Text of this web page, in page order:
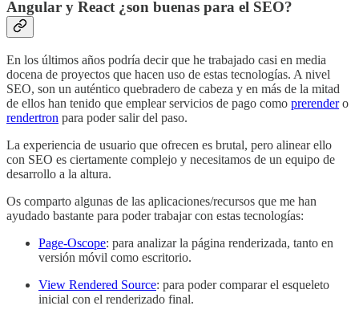
Angular y React ¿son buenas para el SEO?
En los últimos años podría decir que he trabajado casi en media
docena de proyectos que hacen uso de estas tecnologías. A nivel
SEO, son un auténtico quebradero de cabeza y en más de la mitad
de ellos han tenido que emplear servicios de pago como prerendero
rendertron para poder salir del paso.
La experiencia de usuario que ofrecen es brutal, pero alinear ello
con SEO es ciertamente complejo y necesitamos de un equipo de
desarrollo a la altura.
Os comparto algunas de las aplicaciones/recursos que me han
ayudado bastante para poder trabajar con estas tecnologías:
Page-Oscope: para analizar la página renderizada, tanto en
versión móvil como escritorio.
View Rendered Source: para poder comparar el esqueleto
inicial con el renderizado final.